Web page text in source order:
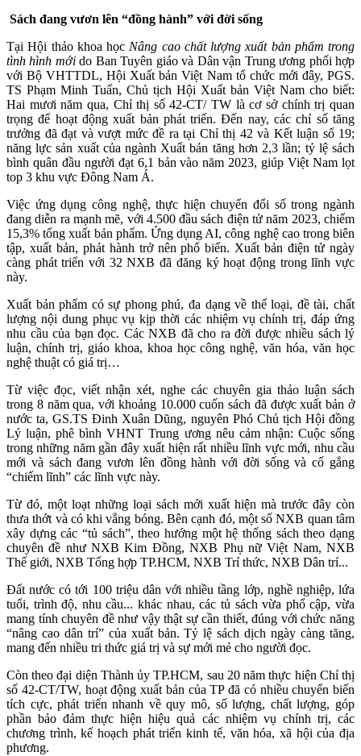
Sách đang vươn lên “đồng hành” với đời sống
Tại Hội thảo khoa họcNâng cao chất lượng xuất bản phẩm trong
tình hình mớido Ban Tuyên giáo và Dân vận Trung ương phối hợp
với Bộ VHTTDL, Hội Xuất bản Việt Nam tổ chức mới đây, PGS.
TS Phạm Minh Tuấn, Chủ tịch Hội Xuất bản Việt Nam cho biết:
Hai mươi năm qua, Chỉ thị số 42-CT/ TW là cơ sở chính trị quan
trọng để hoạt động xuất bản phát triển. Đến nay, các chỉ số tăng
trưởng đã đạt và vượt mức đề ra tại Chỉ thị 42 và Kết luận số 19;
năng lực sản xuất của ngành Xuất bản tăng hơn 2,3 lần; tỷ lệ sách
bình quân đầu người đạt 6,1 bản vào năm 2023, giúp Việt Nam lọt
top 3 khu vực Đông Nam Á.
Việc ứng dụng công nghệ, thực hiện chuyển đổi số trong ngành
đang diễn ra mạnh mẽ, với 4.500 đầu sách điện tử năm 2023, chiếm
15,3% tổng xuất bản phẩm. Ứng dụng AI, công nghệ cao trong biên
tập, xuất bản, phát hành trở nên phổ biến. Xuất bản điện tử ngày
càng phát triển với 32 NXB đã đăng ký hoạt động trong lĩnh vực
này.
Xuất bản phẩm có sự phong phú, đa dạng về thể loại, đề tài, chất
lượng nội dung phục vụ kịp thời các nhiệm vụ chính trị, đáp ứng
nhu cầu của bạn đọc. Các NXB đã cho ra đời được nhiều sách lý
luận, chính trị, giáo khoa, khoa học công nghệ, văn hóa, văn học
nghệ thuật có giá trị…
Từ việc đọc, viết nhận xét, nghe các chuyên gia thảo luận sách
trong 8 năm qua, với khoảng 10.000 cuốn sách đã được xuất bản ở
nước ta, GS.TS Đinh Xuân Dũng, nguyên Phó Chủ tịch Hội đồng
Lý luận, phê bình VHNT Trung ương nêu cảm nhận: Cuộc sống
trong những năm gần đây xuất hiện rất nhiều lĩnh vực mới, nhu cầu
mới và sách đang vươn lên đồng hành với đời sống và cố gắng
“chiếm lĩnh” các lĩnh vực này.
Từ đó, một loạt những loại sách mới xuất hiện mà trước đây còn
thưa thớt và có khi vắng bóng. Bên cạnh đó, một số NXB quan tâm
xây dựng các “tủ sách”, theo hướng một hệ thống sách theo dạng
chuyên đề như NXB Kim Đồng, NXB Phụ nữ Việt Nam, NXB
Thế giới, NXB Tổng hợp TP.HCM, NXB Trí thức, NXB Dân trí...
Đất nước có tới 100 triệu dân với nhiều tầng lớp, nghề nghiệp, lứa
tuổi, trình độ, nhu cầu... khác nhau, các tủ sách vừa phổ cập, vừa
mang tính chuyên đề như vậy thật sự cần thiết, đúng với chức năng
“nâng cao dân trí” của xuất bản. Tỷ lệ sách dịch ngày càng tăng,
mang đến nhiều tri thức giá trị và sự mới mẻ cho người đọc.
Còn theo đại diện Thành ủy TP.HCM, sau 20 năm thực hiện Chỉ thị
số 42-CT/TW, hoạt động xuất bản của TP đã có nhiều chuyển biến
tích cực, phát triển nhanh về quy mô, số lượng, chất lượng, góp
phần bảo đảm thực hiện hiệu quả các nhiệm vụ chính trị, các
chương trình, kế hoạch phát triển kinh tế, văn hóa, xã hội của địa
phương.